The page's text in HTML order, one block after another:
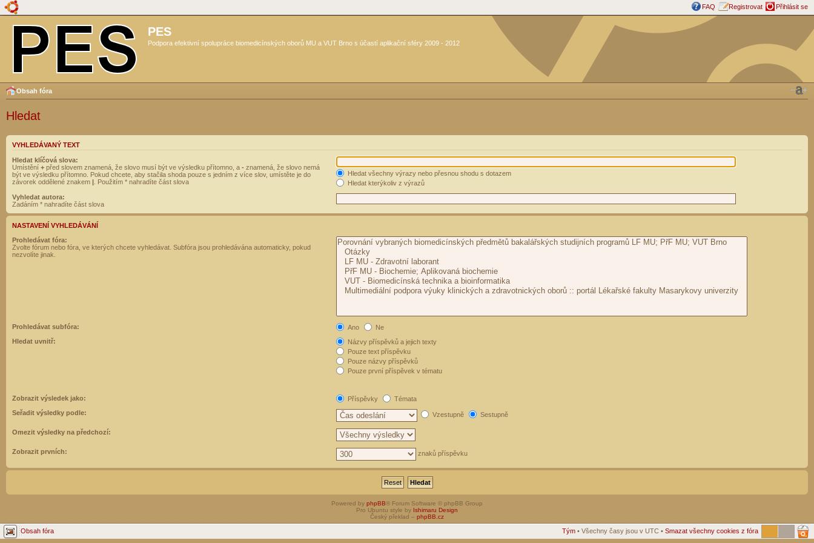
FAQ Registrovat Přihlásit se
PES
Podpora efektivní spolupráce biomedicínských oborů MU a VUT Brno s účastí aplikační sféry 2009 - 2012
Obsah fóra
Hledat
VYHLEDÁVANÝ TEXT
Hledat klíčová slova:
Umístění + před slovem znamená, že slovo musí být ve výsledku přítomno, a - znamená, že slovo nemá
být ve výsledku přítomno. Pokud chcete, aby stačila shoda pouze s jedním z více slov, umístěte je do
závorek oddělené znakem | . Použitím * nahradíte část slova
Hledat všechny výrazy nebo přesnou shodu s dotazem
Hledat kterýkoliv z výrazů
Vyhledat autora:
Zadáním * nahradíte část slova
NASTAVENÍ VYHLEDÁVÁNÍ
Prohledávat fóra:
Zvolte fórum nebo fóra, ve kterých chcete vyhledávat. Subfóra jsou prohledávána automaticky, pokud
nezvolíte jinak.
Prohledávat subfóra: Ano
Ne
Hledat uvnitř:
Názvy příspěvků a jejich texty
Pouze text příspěvku
Pouze názvy příspěvků
Pouze první příspěvek v tématu
Zobrazit výsledek jako: Příspěvky
Témata
Seřadit výsledky podle:
Vzestupně Sestupně
Omezit výsledky na předchozí:
Zobrazit prvních: znaků příspěvku
Powered by phpBB® Forum Software © phpBB Group
Pro Ubuntu style by Ishimaru Design
Český překlad – phpBB.cz
Obsah fóra Tým • Všechny časy jsou v UTC • Smazat všechny cookies z fóra